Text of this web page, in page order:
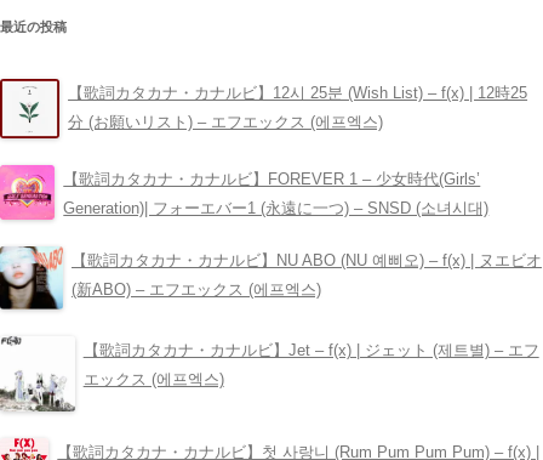
シ
ン
最近の投稿
【歌詞カタカナ・カナルビ】12시 25분 (Wish List) – ​f(x) | 12時25
分 (お願いリスト) – エフエックス (에프엑스)
【歌詞カタカナ・カナルビ】FOREVER 1 – 少女時代(Girls’
Generation)| フォーエバー1 (永遠に一つ) – SNSD (소녀시대)
【歌詞カタカナ・カナルビ】NU ABO (NU 예삐오) – ​f(x) | ヌエビオ
(新ABO) – エフエックス (에프엑스)
【歌詞カタカナ・カナルビ】Jet – ​f(x) | ジェット (제트별) – エフ
エックス (에프엑스)
【歌詞カタカナ・カナルビ】첫 사랑니 (Rum Pum Pum Pum) – ​f(x) |